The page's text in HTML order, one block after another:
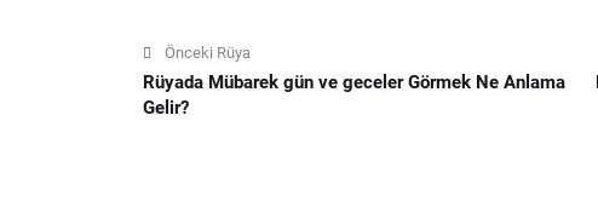
Önceki Rüya
Rüyada Mübarek gün ve geceler Görmek Ne Anlama
Gelir?